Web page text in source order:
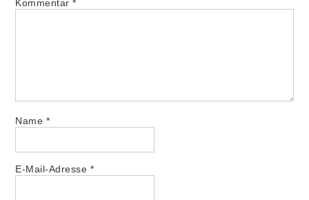
Kommentar*
Name *
E-Mail-Adresse *